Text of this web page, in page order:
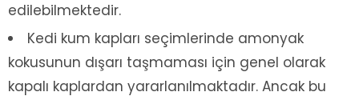
edilebilmektedir.
Kedi kum kapları seçimlerinde amonyak
kokusunun dışarı taşmaması için genel olarak
kapalı kaplardan yararlanılmaktadır. Ancak bu